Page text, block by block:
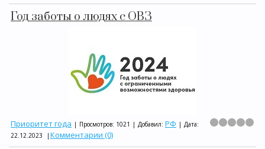
Год заботы о людях с ОВЗ
Приоритет года | Просмотров: 1021 | Добавил: РФ | Дата:
22.12.2023
| Комментарии (0)